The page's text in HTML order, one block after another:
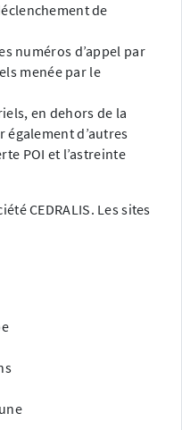
de
numéros d’appel par
menée par le
en dehors de la
également d’autres
POI et l’astreinte
CEDRALIS. Les sites